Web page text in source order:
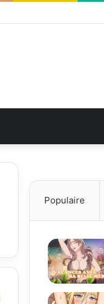
Populaire